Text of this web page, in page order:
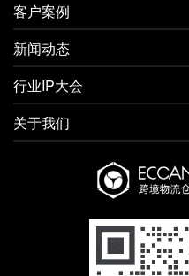
客户案例
新闻动态
行业IP大会
关于我们